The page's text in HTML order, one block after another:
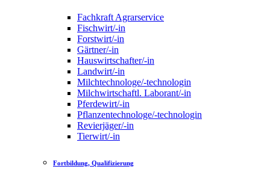
Fachkraft Agrarservice
Fischwirt/-in
Forstwirt/-in
Gärtner/-in
Hauswirtschafter/-in
Landwirt/-in
Milchtechnologe/-technologin
Milchwirtschaftl. Laborant/-in
Pferdewirt/-in
Pflanzentechnologe/-technologin
Revierjäger/-in
Tierwirt/-in
Fortbildung, Qualifizierung